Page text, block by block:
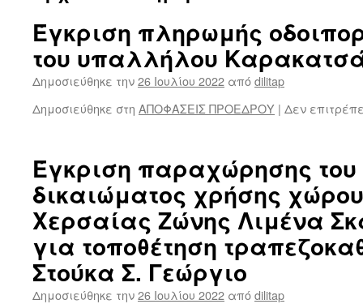
Έγκριση πληρωμής
του υπαλλήλου
Δημοσιεύθηκε την26 Ιουλίου 2022 απόdilitap
Δημοσιεύθηκε στη ΑΠΟΦΑΣΕΙΣ ΠΡΟΕΔΡΟΥ | Δεν
Έγκριση παραχώρησης του
δικαιώματος χρήσης
Χερσαίας Ζώνης Λιμένα
για τοποθέτηση
Στούκα Σ. Γεώργιο
Δημοσιεύθηκε την26 Ιουλίου 2022 απόdilitap